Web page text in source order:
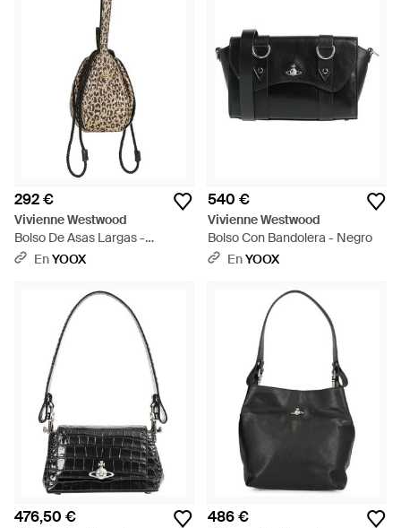
292 €
Vivienne Westwood
Bolso De Asas Largas -
Metálico
EnYOOX
540 €
Vivienne Westwood
Bolso Con Bandolera - Negro
EnYOOX
476,50 € 486 €